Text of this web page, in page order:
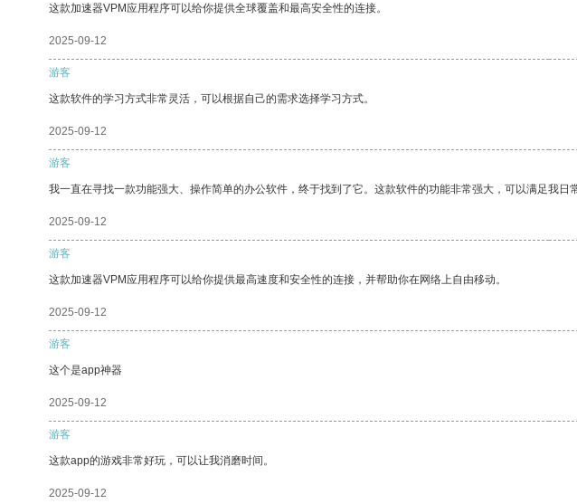
这款加速器VPM应用程序可以给你提供全球覆盖和最高安全性的连接。
2025-09-12
游客
这款软件的学习方式非常灵活，可以根据自己的需求选择学习方式。
2025-09-12
游客
我一直在寻找一款功能强大、操作简单的办公软件，终于找到了它。这款软件的功能非常强大，可以满足我日
2025-09-12
游客
这款加速器VPM应用程序可以给你提供最高速度和安全性的连接，并帮助你在网络上自由移动。
2025-09-12
游客
这个是app神器
2025-09-12
游客
这款app的游戏非常好玩，可以让我消磨时间。
2025-09-12